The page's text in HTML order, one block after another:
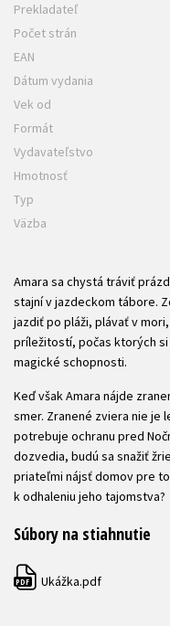
Prekladateľ
Počet strán
EAN
Dátum vydania
Vek od
Formát
Vydavateľstvo
Hmotnosť
Typ
Väzba
Amara sa chystá tráviť
stajní v jazdeckom tábore.
jazdiť po pláži, plávať v
príležitostí, počas ktorých
magické schopnosti.
Keď však Amara nájde
smer. Zranené zviera nie je
potrebuje ochranu pred
dozvedia, budú sa snažiť
priateľmi nájsť domov pre
k odhaleniu jeho tajomstva?
Súbory na stiahnutie
PDF Ukážka.pdf